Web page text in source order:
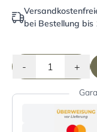
bei Bestellung bis
- +